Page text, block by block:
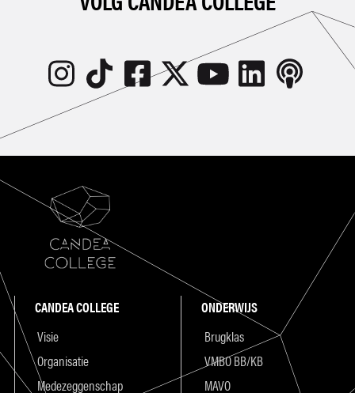
CANDEA COLLEGE
Visie
Organisatie
Medezeggenschap
ONDERWIJS
Brugklas
VMBO BB/KB
MAVO